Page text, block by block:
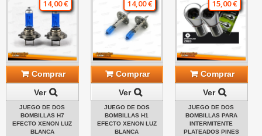
14,00 €
Comprar
Ver
JUEGO DE DOS
BOMBILLAS H7
EFECTO XENON LUZ
BLANCA
14,00 €
Comprar
Ver
JUEGO DE DOS
BOMBILLAS H1
EFECTO XENON LUZ
BLANCA
15,00 €
Comprar
Ver
JUEGO DE DOS
BOMBILLAS PARA
INTERMITENTE
PLATEADOS PINES